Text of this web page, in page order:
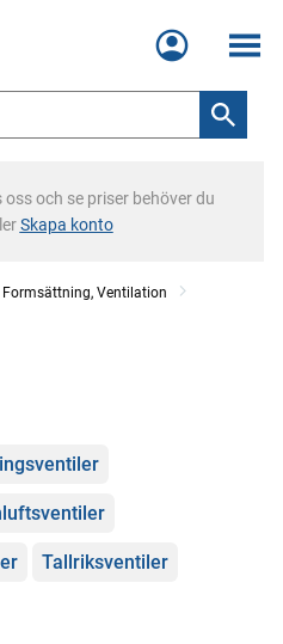
Meny
och se priser behöver du
Skapa konto
Formsättning, Ventilation
Tallriksventiler